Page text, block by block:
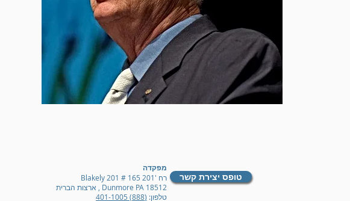
מפקדה
רח '201 Blakely 201 # 165
Dunmore PA 18512 , ארצות הברית
טלפון: (888) 401-1005
טופס יצירת קשר